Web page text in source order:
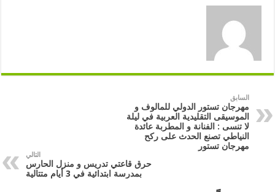
السابق
مهرجان تستور الدولي للمالوف و
الموسيقى التقليدية العربية في ليلة
لا تنسى : الفنانة و المطربة عائدة
النياطي تصنع الحدث على ركح
مهرجان تستور
التالي
حرق قاعتي تدريس و منزل الحارس
بمدرسة ابتدائية في 3 أيام متتالية